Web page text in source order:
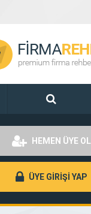
HEMEN ÜYE OL
ÜYE GİRİŞİ YAP